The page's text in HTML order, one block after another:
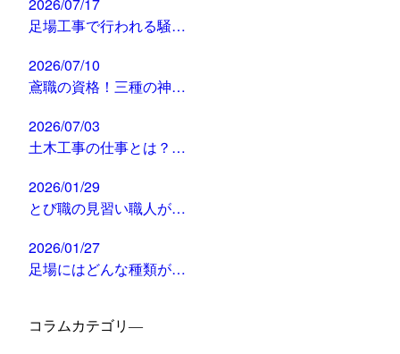
足場工事で行われる騒…
2026/07/10
鳶職の資格！三種の神…
2026/07/03
土木工事の仕事とは？…
2026/01/29
とび職の見習い職人が…
2026/01/27
足場にはどんな種類が…
コラムカテゴリ―